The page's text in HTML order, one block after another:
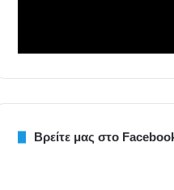
Βρείτε μας στο